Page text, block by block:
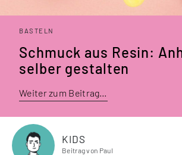
BASTELN
Schmuck aus Resin:
selber gestalten
Weiter zum Beitrag…
KIDS
Beitrag von Paul